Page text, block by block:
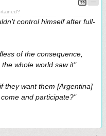
control himself after full-
of the consequence,
whole world saw it"
they want them [Argentina]
and participate?"